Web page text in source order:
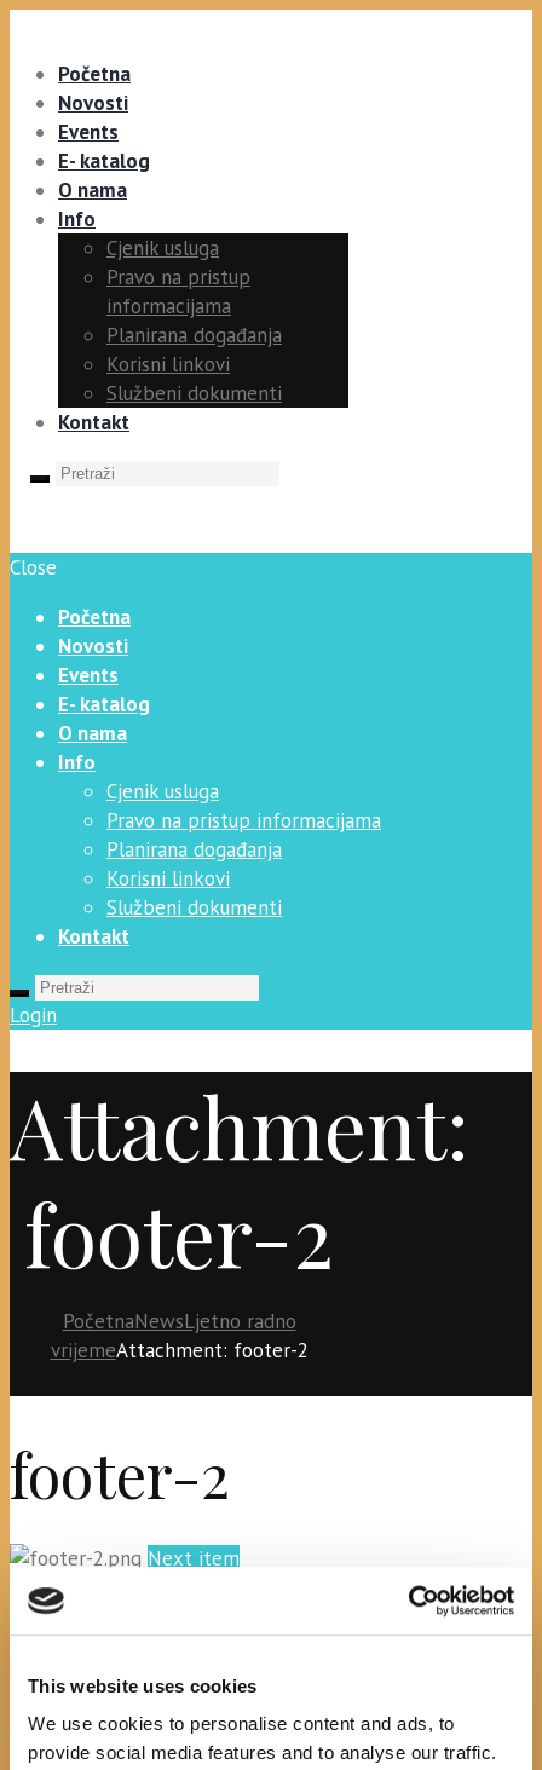
This website uses cookies
We use cookies to personalise content and ads, to
provide social media features and to analyse our traffic.
Početna
Novosti
Events
E- katalog
O nama
Info
Cjenik usluga
Pravo na pristup
informacijama
Planirana događanja
Korisni linkovi
Službeni dokumenti
Kontakt
Close
Početna
Novosti
Events
E- katalog
O nama
Info
Cjenik usluga
Pravo na pristup informacijama
Planirana događanja
Korisni linkovi
Službeni dokumenti
Kontakt
Login
Attachment:
footer-2
PočetnaNewsLjetno radno
vrijemeAttachment: footer-2
footer-2
Next item
1.knjiž.izvana
No image description ...